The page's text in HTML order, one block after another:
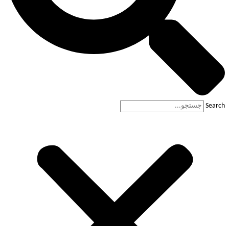
Search